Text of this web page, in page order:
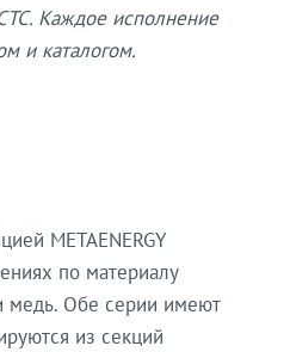
Каждое исполнение
и каталогом.
METAENERGY
по материалу
медь. Обе серии имеют
из секций